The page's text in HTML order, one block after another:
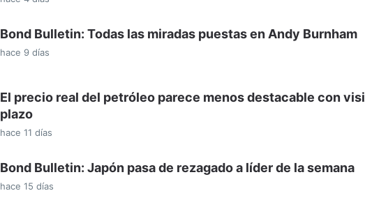
Bond Bulletin: Todas las miradas puestas en Andy Burnham
hace 9 días
El precio real del petróleo parece menos destacable con
plazo
hace 11 días
Bond Bulletin: Japón pasa de rezagado a líder de la semana
hace 15 días